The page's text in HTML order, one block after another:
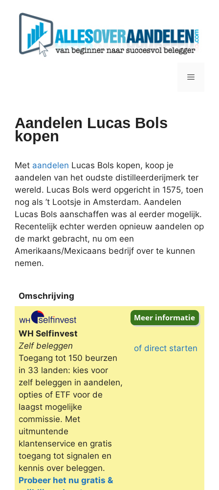
Menu
Aandelen Lucas Bols
kopen
Met aandelen Lucas Bols kopen, koop je
aandelen van het oudste distilleerderijmerk ter
wereld. Lucas Bols werd opgericht in 1575, toen
nog als ’t Lootsje in Amsterdam. Aandelen
Lucas Bols aanschaffen was al eerder mogelijk.
Recentelijk echter werden opnieuw aandelen op
de markt gebracht, nu om een
Amerikaans/Mexicaans bedrijf over te kunnen
nemen.
Omschrijving
Omschrijving
WH Selfinvest
Zelf beleggen
Toegang tot 150 beurzen
in 33 landen: kies voor
zelf beleggen in aandelen,
opties of ETF voor de
laagst mogelijke
commissie. Met
uitmuntende
klantenservice en gratis
toegang tot signalen en
kennis over beleggen.
Probeer het nu gratis &
of direct starten